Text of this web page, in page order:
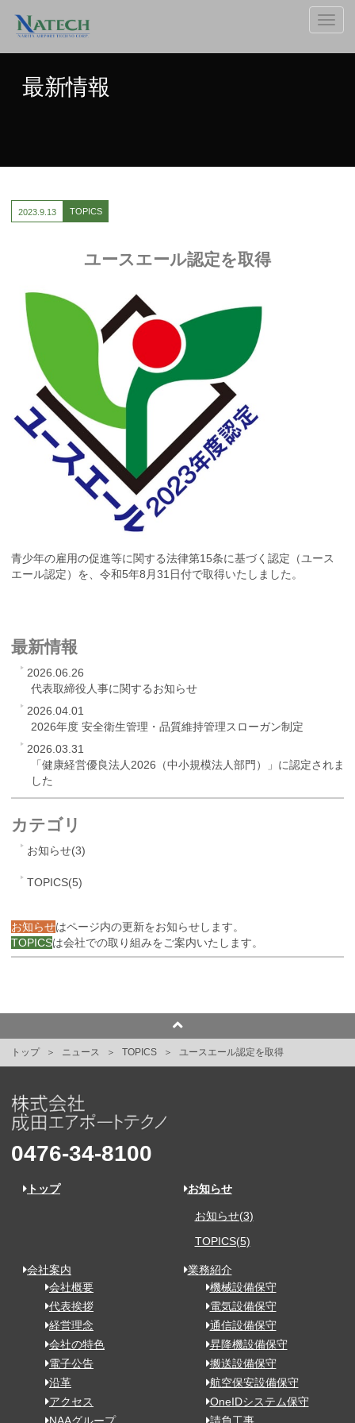
ナ
ビ
ゲ
替
最新情報
2023. 9.13 TOPICS
ユースエール認定を取得
青少年の雇用の促進等に関する法律第15条に基づく認定（ユース
エール認定）を、令和5年8月31日付で取得いたしました。
最新情報
2026.06.26
代表取締役人事に関するお知らせ
2026.04.01
2026年度 安全衛生管理・品質維持管理スローガン制定
2026.03.31
「健康経営優良法人2026（中小規模法人部門）」に認定されま
した
カテゴリ
お知らせ(3)
TOPICS(5)
お知らせはページ内の更新をお知らせします。
TOPICSは会社での取り組みをご案内いたします。
トップ ニュース TOPICS ユースエール認定を取得
0476-34-8100
トップ お知らせ
お知らせ(3)
TOPICS(5)
会社案内
会社概要
代表挨拶
経営理念
会社の特色
電子公告
沿革
アクセス
業務紹介
機械設備保守
電気設備保守
通信設備保守
昇降機設備保守
搬送設備保守
航空保安設備保守
OneIDシステム保守